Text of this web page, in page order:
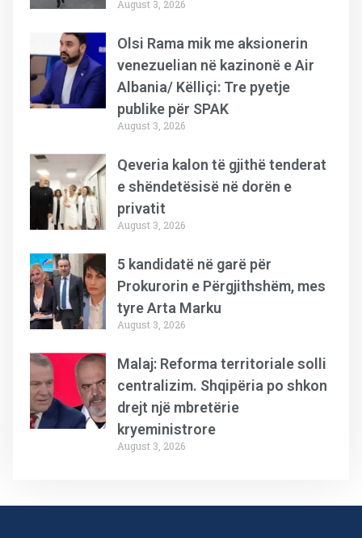
August 3, 2026
Olsi Rama mik me aksionerin
venezuelian në kazinonë e Air
Albania/ Këlliçi: Tre pyetje
publike për SPAK
August 3, 2026
Qeveria kalon të gjithë tenderat
e shëndetësisë në dorën e
privatit
August 3, 2026
5 kandidatë në garë për
Prokurorin e Përgjithshëm, mes
tyre Arta Marku
August 3, 2026
Malaj: Reforma territoriale solli
centralizim. Shqipëria po shkon
drejt një mbretërie
kryeministrore
August 3, 2026